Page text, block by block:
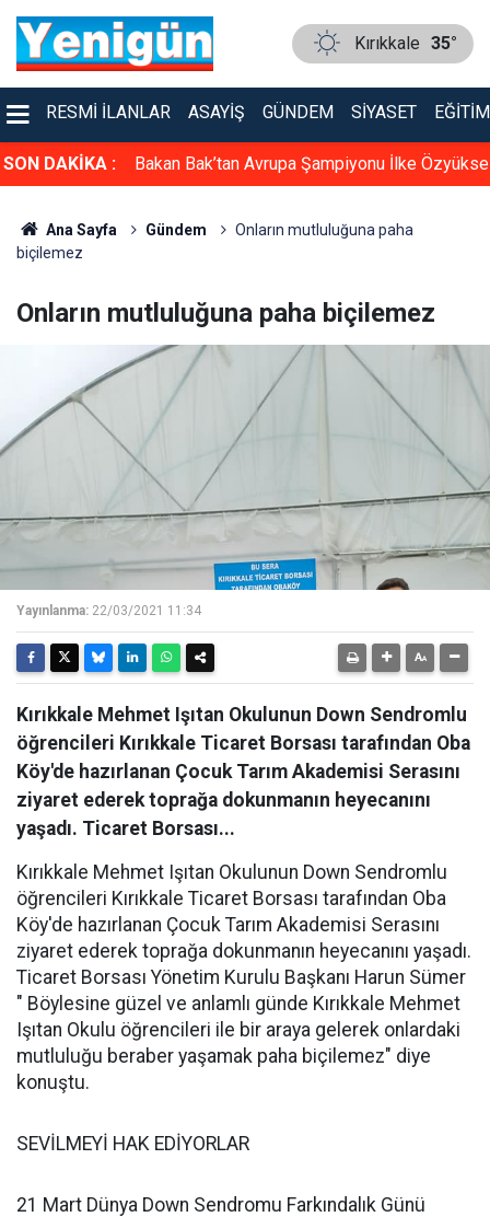
Kırıkkale 35°
RESMI İLANLAR ASAYIŞ GÜNDEM SIYASET EĞITIM
SON DAKİKA : Bakan Bak’tan Avrupa Şampiyonu İlke
Ana Sayfa Gündem
Onların mutluluğuna paha
biçilemez
Onların mutluluğuna paha biçilemez
Yayınlanma: 22/03/2021 11:34
Kırıkkale Mehmet Işıtan Okulunun Down Sendromlu
öğrencileri Kırıkkale Ticaret Borsası tarafından Oba
Köy'de hazırlanan Çocuk Tarım Akademisi Serasını
ziyaret ederek toprağa dokunmanın heyecanını
yaşadı. Ticaret Borsası...
Kırıkkale Mehmet Işıtan Okulunun Down Sendromlu
öğrencileri Kırıkkale Ticaret Borsası tarafından Oba
Köy'de hazırlanan Çocuk Tarım Akademisi Serasını
ziyaret ederek toprağa dokunmanın heyecanını yaşadı.
Ticaret Borsası Yönetim Kurulu Başkanı Harun Sümer
" Böylesine güzel ve anlamlı günde Kırıkkale Mehmet
Işıtan Okulu öğrencileri ile bir araya gelerek onlardaki
mutluluğu beraber yaşamak paha biçilemez" diye
konuştu.
SEVİLMEYİ HAK EDİYORLAR
21 Mart Dünya Down Sendromu Farkındalık Günü